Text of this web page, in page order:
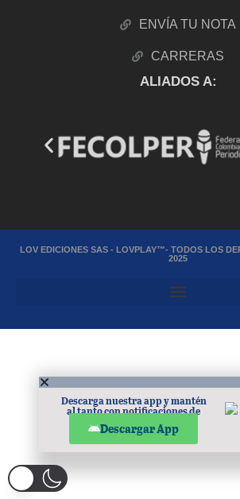
ENVÍA TU NOTA
CARRERAS
ALIADOS A:
LOV EDICIONES SAS - LOVPLAY™- TODOS LOS
2025
Descarga nuestra app y mantén
al tanto con notificaciones de
noticias en tu móvil.
Descargar App